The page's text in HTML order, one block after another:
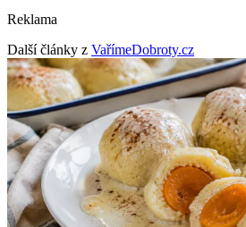
Reklama
Další články z VařímeDobroty.cz